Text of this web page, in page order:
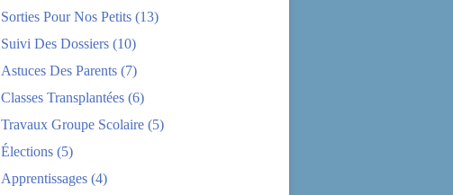
Sorties Pour Nos Petits (13)
Suivi Des Dossiers (10)
Astuces Des Parents (7)
Classes Transplantées (6)
Travaux Groupe Scolaire (5)
Élections (5)
Apprentissages (4)